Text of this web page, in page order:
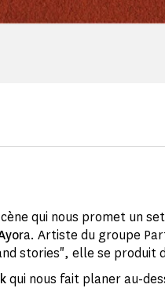
qui nous promet un
a. Artiste du groupe
stories", elle se produit
qui nous fait planer au-